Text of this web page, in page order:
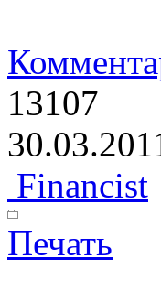
13107
Financist
Печать